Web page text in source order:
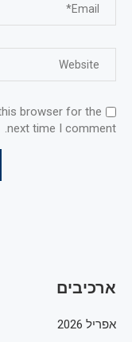
browser for the
next time I comment.
ארכיבים
אפריל 2026